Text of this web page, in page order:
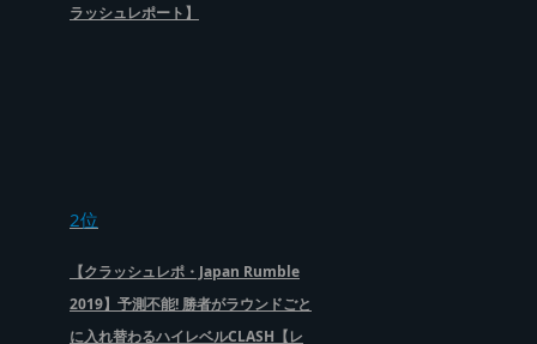
ラッシュレポート】
2位
【クラッシュレポ・Japan Rumble
2019】予測不能! 勝者がラウンドごと
に入れ替わるハイレベルCLASH【レ